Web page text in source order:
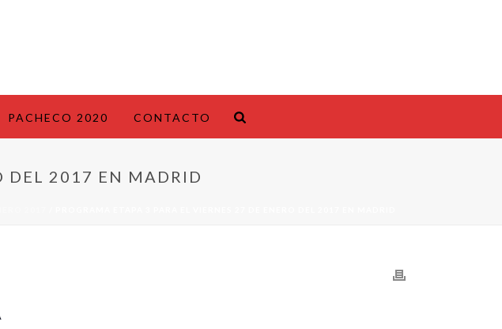
PACHECO 2020 CONTACTO
DEL 2017 EN MADRID